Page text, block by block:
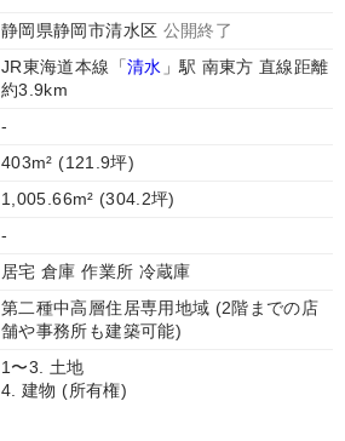
静岡県静岡市清水区 公開終了
JR東海道本線「清水 」駅 南東方 直線距離
約3.9km
-
403m² (121.9坪)
1,005.66m² (304.2坪)
-
居宅 倉庫 作業所 冷蔵庫
第二種中高層住居専用地域 (2階までの店
舗や事務所も建築可能)
1〜3. 土地
4. 建物 (所有権)